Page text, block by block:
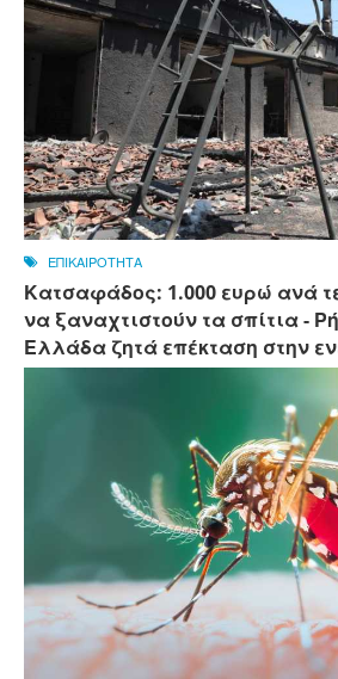
ΕΠΙΚΑΙΡΟΤΗΤΑ
Κατσαφάδος: 1.000 ευρώ ανά
να ξαναχτιστούν τα σπίτια -
Ελλάδα ζητά επέκταση στην